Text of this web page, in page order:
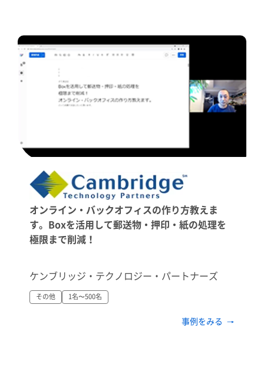
オンライン・バックオフィスの作り方教えま
す。Boxを活用して郵送物・押印・紙の処理を
極限まで削減！
ケンブリッジ・テクノロジー・パートナーズ
その他 1名〜500名
事例をみる